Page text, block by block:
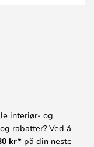
interiør- og
rabatter? Ved å
kr* på din neste